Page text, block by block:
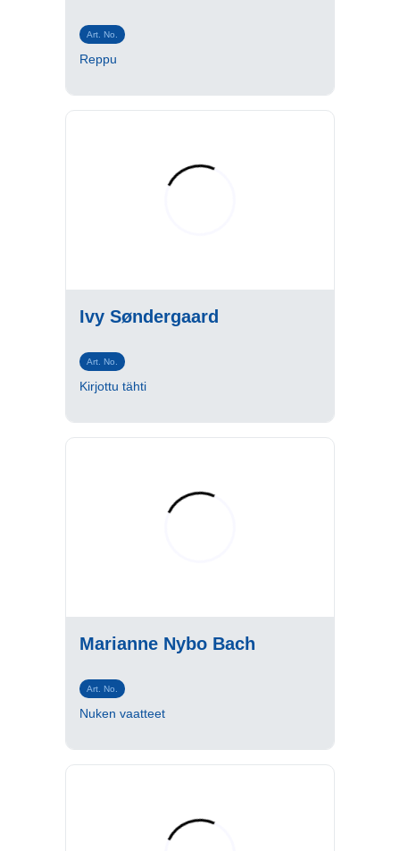
Art. No.
Reppu
Ivy Søndergaard
Art. No.
Kirjottu tähti
Marianne Nybo Bach
Art. No.
Nuken vaatteet